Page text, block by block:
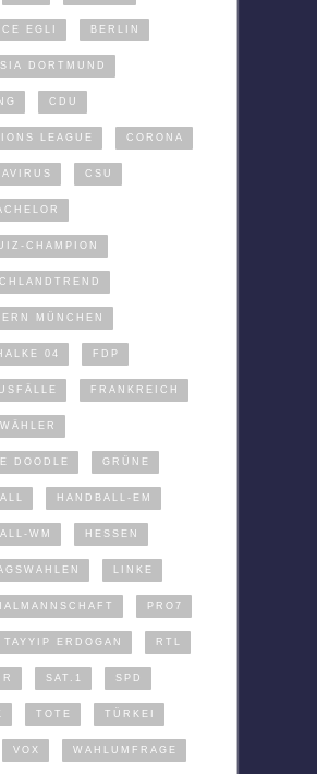
EGLI BERLIN
DORTMUND
CDU
LEAGUE CORONA
CSU
CHAMPION
MÜNCHEN
04 FDP
FRANKREICH
DOODLE GRÜNE
HANDBALL-EM
WM HESSEN
LINKE
PRO7
TAYYIP ERDOGAN RTL
SAT.1 SPD
TOTE TÜRKEI
VOX WAHLUMFRAGE